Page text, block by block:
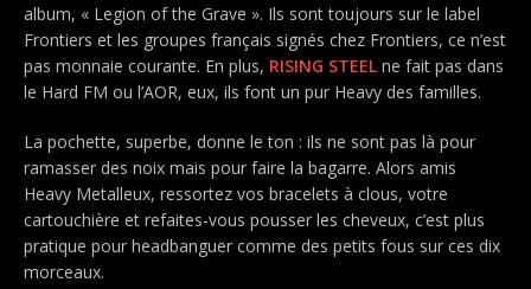
album, « Legion of the Grave ». Ils sont toujours sur le label
Frontiers et les groupes français signés chez Frontiers, ce n’est
pas monnaie courante. En plus, RISING STEEL ne fait pas dans
le Hard FM ou l’AOR, eux, ils font un pur Heavy des familles.
La pochette, superbe, donne le ton : ils ne sont pas là pour
ramasser des noix mais pour faire la bagarre. Alors amis
Heavy Metalleux, ressortez vos bracelets à clous, votre
cartouchière et refaites-vous pousser les cheveux, c’est plus
pratique pour headbanguer comme des petits fous sur ces dix
morceaux.